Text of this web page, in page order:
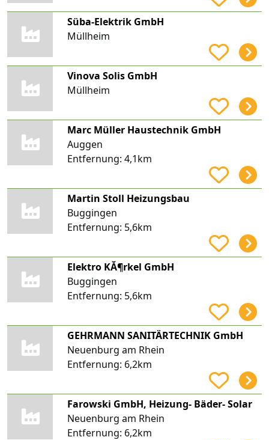
Süba-Elektrik GmbH
Müllheim
Vinova Solis GmbH
Müllheim
Marc Müller Haustechnik GmbH
Auggen
Entfernung: 4,1km
Martin Stoll Heizungsbau
Buggingen
Entfernung: 5,6km
Elektro KĂ¶rkel GmbH
Buggingen
Entfernung: 5,6km
GEHRMANN SANITÄRTECHNIK GmbH
Neuenburg am Rhein
Entfernung: 6,2km
Farowski GmbH, Heizung- Bäder- Solar
Neuenburg am Rhein
Entfernung: 6,2km